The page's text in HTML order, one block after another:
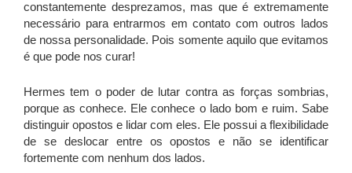
constantemente desprezamos, mas que é extremamente
necessário para entrarmos em contato com outros lados
de nossa personalidade. Pois somente aquilo que evitamos
é que pode nos curar!
Hermes tem o poder de lutar contra as forças sombrias,
porque as conhece. Ele conhece o lado bom e ruim. Sabe
distinguir opostos e lidar com eles. Ele possui a flexibilidade
de se deslocar entre os opostos e não se identificar
fortemente com nenhum dos lados.